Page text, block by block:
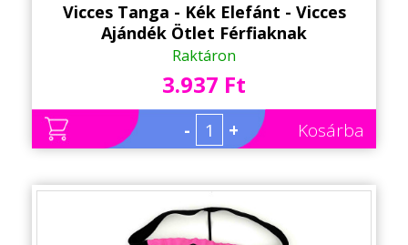
Vicces Tanga - Kék Elefánt - Vicces
Ajándék Ötlet Férfiaknak
Raktáron
3.937 Ft
- + Kosárba